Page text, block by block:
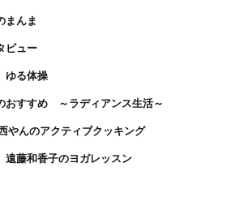
んま
ビュー
ゆる体操
おすすめ ～ラディアンス生活～
やんのアクティブクッキング
藤和香子のヨガレッスン